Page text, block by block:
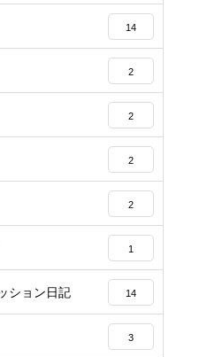
14
2
2
2
2
1
ション日記 14
3